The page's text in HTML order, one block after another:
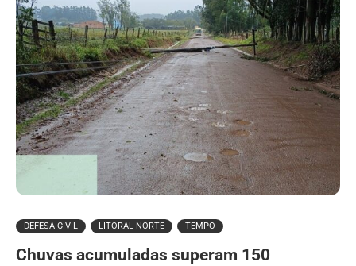
DEFESA CIVIL LITORAL NORTE TEMPO
Chuvas acumuladas superam 150